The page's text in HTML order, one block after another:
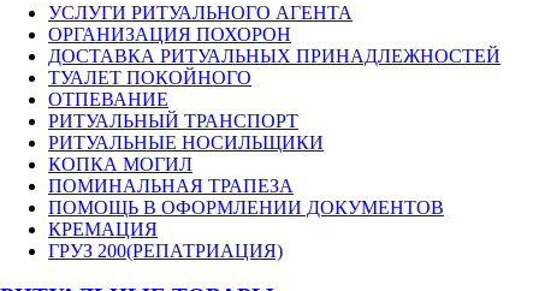
УСЛУГИ РИТУАЛЬНОГО АГЕНТА
ОРГАНИЗАЦИЯ ПОХОРОН
ДОСТАВКА РИТУАЛЬНЫХ ПРИНАДЛЕЖНОСТЕЙ
ТУАЛЕТ ПОКОЙНОГО
ОТПЕВАНИЕ
РИТУАЛЬНЫЙ ТРАНСПОРТ
РИТУАЛЬНЫЕ НОСИЛЬЩИКИ
КОПКА МОГИЛ
ПОМИНАЛЬНАЯ ТРАПЕЗА
ПОМОЩЬ В ОФОРМЛЕНИИ ДОКУМЕНТОВ
КРЕМАЦИЯ
ГРУЗ 200(РЕПАТРИАЦИЯ)